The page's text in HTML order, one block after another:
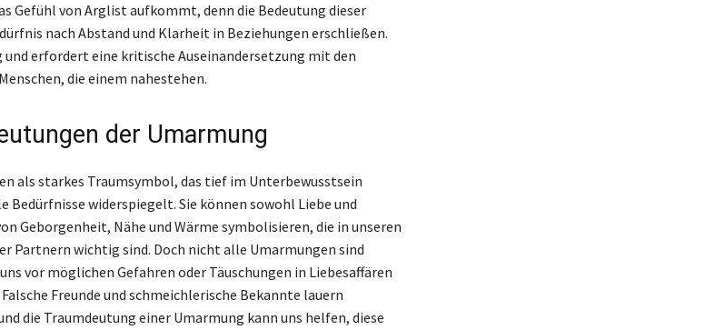
Gefühl von Arglist aufkommt, denn die Bedeutung dieser
nach Abstand und Klarheit in Beziehungen erschließen.
erfordert eine kritische Auseinandersetzung mit den
die einem nahestehen.
der Umarmung
als starkes Traumsymbol, das tief im Unterbewusstsein
widerspiegelt. Sie können sowohl Liebe und
Geborgenheit, Nähe und Wärme symbolisieren, die in unseren
Partnern wichtig sind. Doch nicht alle Umarmungen sind
vor möglichen Gefahren oder Täuschungen in Liebesaffären
Freunde und schmeichlerische Bekannte lauern
die Traumdeutung einer Umarmung kann uns helfen, diese